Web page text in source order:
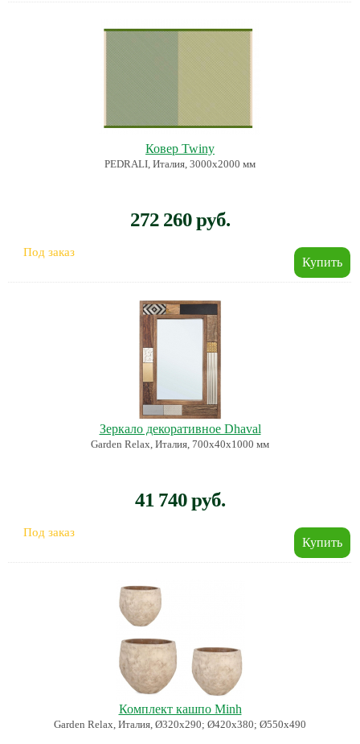
Ковер Twiny
PEDRALI, Италия, 3000х2000 мм
272 260 руб.
Под заказ
Зеркало декоративное Dhaval
Garden Relax, Италия, 700х40х1000 мм
41 740 руб.
Под заказ
Комплект кашпо Minh
Garden Relax, Италия, Ø320х290; Ø420х380; Ø550х490